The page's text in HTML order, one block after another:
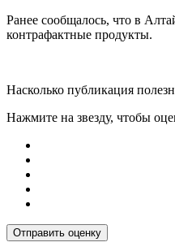
Ранее сообщалось, что в
контрафактные продукты.
Насколько публикация
Нажмите на звезду, чтобы
Отправить оценку